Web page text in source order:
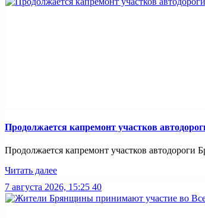
Продолжается капремонт участков
Продолжается капремонт участков автодороги
Читать далее
7 августа 2026, 15:25 40